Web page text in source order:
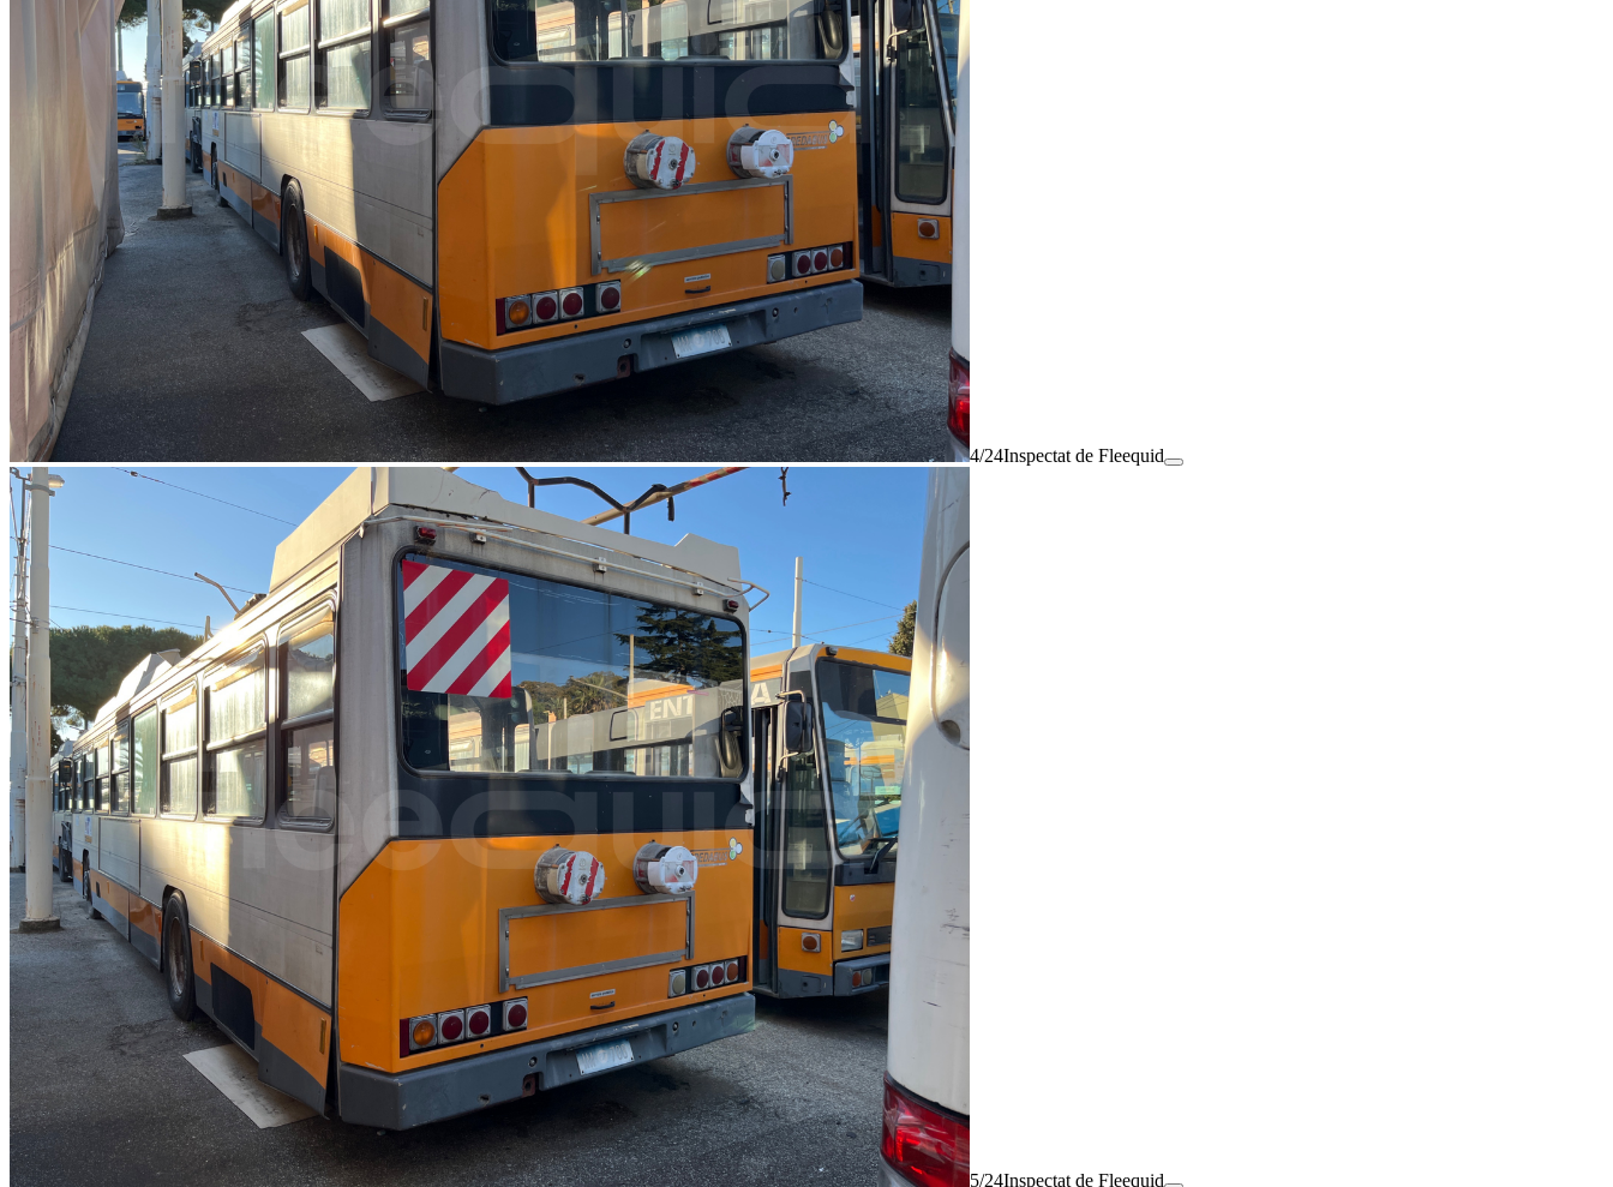
4/24Inspectat de Fleequid
5/24Inspectat de Fleequid